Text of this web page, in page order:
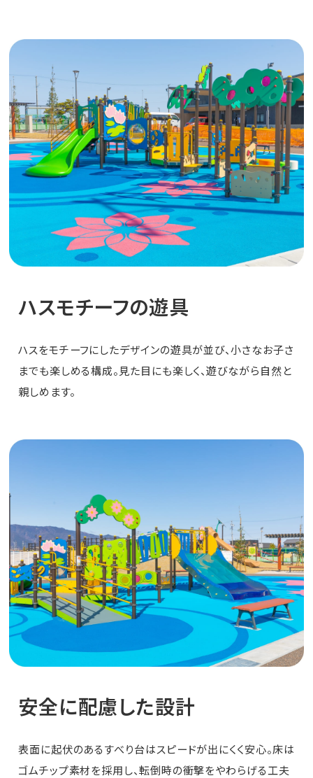
じゃぶじゃぶ池
ちびっこ広場
貸出スペース
アクセス
採⽤情報
ハスモチーフの遊具
ハスをモチーフにしたデザインの遊具が並び、小さなお子さ
までも楽しめる構成。見た目にも楽しく、遊びながら自然と
親しめます。
安全に配慮した設計
表面に起伏のあるすべり台はスピードが出にくく安心。床は
ゴムチップ素材を採用し、転倒時の衝撃をやわらげる工夫